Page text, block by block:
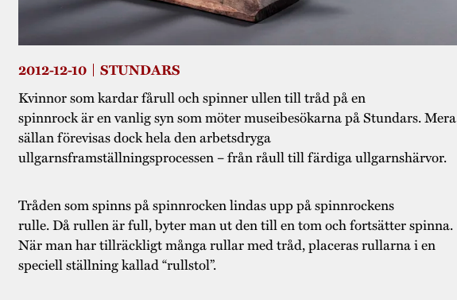
2012-12-10 STUNDARS
Kvinnor som kardar fårull och spinner ullen till tråd på en
spinnrock är en vanlig syn som möter museibesökarna på Stundars. Mera
sällan förevisas dock hela den arbetsdryga
ullgarnsframställningsprocessen – från råull till färdiga ullgarnshärvor.
Tråden som spinns på spinnrocken lindas upp på spinnrockens
rulle. Då rullen är full, byter man ut den till en tom och fortsätter spinna.
När man har tillräckligt många rullar med tråd, placeras rullarna i en
speciell ställning kallad “rullstol”.